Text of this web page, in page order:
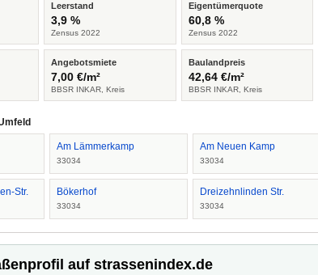
Leerstand
3,9 %
Zensus 2022
Eigentümerquote
60,8 %
Zensus 2022
Angebotsmiete
7,00 €/m²
BBSR INKAR, Kreis
Baulandpreis
42,64 €/m²
BBSR INKAR, Kreis
Am Lämmerkamp
33034
Am Neuen Kamp
33034
Str. Bökerhof
33034
Dreizehnlinden Str.
33034
auf strassenindex.de